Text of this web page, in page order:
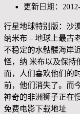
更新日期：
行星地球特别版：沙
纳米布 – 地球上最古
不稳定的水骷髅海岸
怪，纳 米布以及保持
而，人们喜欢他们的
前，他们消失了。而
神奇的非洲狮子正
免费电影下载地址